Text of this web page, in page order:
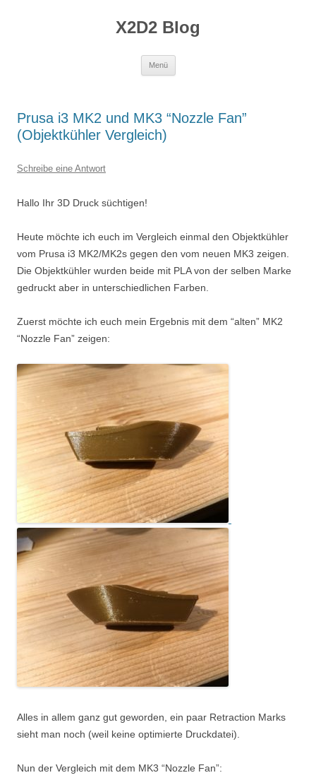
X2D2 Blog
Menü
Prusa i3 MK2 und MK3 “Nozzle Fan”
(Objektkühler Vergleich)
Schreibe eine Antwort
Hallo Ihr 3D Druck süchtigen!
Heute möchte ich euch im Vergleich einmal den Objektkühler
vom Prusa i3 MK2/MK2s gegen den vom neuen MK3 zeigen.
Die Objektkühler wurden beide mit PLA von der selben Marke
gedruckt aber in unterschiedlichen Farben.
Zuerst möchte ich euch mein Ergebnis mit dem “alten” MK2
“Nozzle Fan” zeigen:
Alles in allem ganz gut geworden, ein paar Retraction Marks
sieht man noch (weil keine optimierte Druckdatei).
Nun der Vergleich mit dem MK3 “Nozzle Fan”: